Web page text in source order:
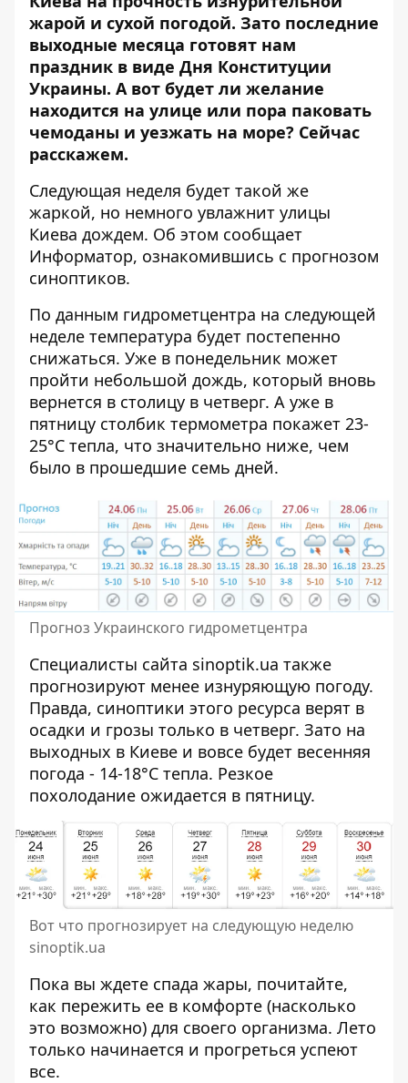
жарой и сухой погодой. Зато последние
выходные месяца готовят нам
праздник в виде Дня Конституции
Украины. А вот будет ли желание
находится на улице или пора паковать
чемоданы и уезжать на море? Сейчас
расскажем.
Следующая неделя будет такой же
жаркой, но немного увлажнит улицы
Киева дождем. Об этом сообщает
Информатор, ознакомившись с прогнозом
синоптиков.
По данным гидрометцентра на следующей
неделе температура будет постепенно
снижаться. Уже в понедельник может
пройти небольшой дождь, который вновь
вернется в столицу в четверг. А уже в
пятницу столбик термометра покажет 23-
25°C тепла, что значительно ниже, чем
было в прошедшие семь дней.
Прогноз Украинского гидрометцентра
Специалисты сайта sinoptik.ua также
прогнозируют менее изнуряющую погоду.
Правда, синоптики этого ресурса верят в
осадки и грозы только в четверг. Зато на
выходных в Киеве и вовсе будет весенняя
погода - 14-18°C тепла. Резкое
похолодание ожидается в пятницу.
Вот что прогнозирует на следующую неделю
sinoptik.ua
Пока вы ждете спада жары, почитайте,
как пережить ее в комфорте (насколько
это возможно) для своего организма. Лето
только начинается и прогреться успеют
все.